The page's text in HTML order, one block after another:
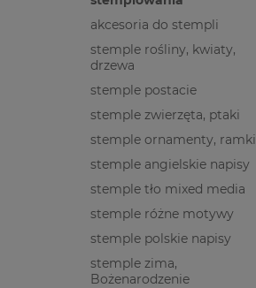
akcesoria do stempli
stemple rośliny, kwiaty,
drzewa
stemple postacie
stemple zwierzęta, ptaki
stemple ornamenty, ramki
stemple angielskie napisy
stemple tło mixed media
stemple różne motywy
stemple polskie napisy
stemple zima,
Bożenarodzenie